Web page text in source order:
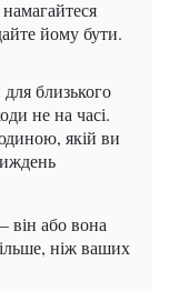
йому бути.
близького
не на часі.
якій ви
він або вона
ніж ваших